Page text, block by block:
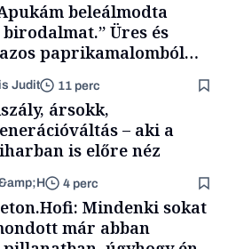
beleálmodta
birodalmat.” Üres és
paprikamalomból
lett az igazi családi
Judit 11 perc
ársokk,
– aki a
is előre néz
4 perc
Mindenki sokat
már abban